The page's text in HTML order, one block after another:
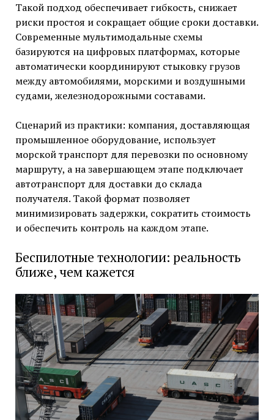
Такой подход обеспечивает гибкость, снижает
риски простоя и сокращает общие сроки доставки.
Современные мультимодальные схемы
базируются на цифровых платформах, которые
автоматически координируют стыковку грузов
между автомобилями, морскими и воздушными
судами, железнодорожными составами.
Сценарий из практики: компания, доставляющая
промышленное оборудование, использует
морской транспорт для перевозки по основному
маршруту, а на завершающем этапе подключает
автотранспорт для доставки до склада
получателя. Такой формат позволяет
минимизировать задержки, сократить стоимость
и обеспечить контроль на каждом этапе.
Беспилотные технологии: реальность
ближе, чем кажется